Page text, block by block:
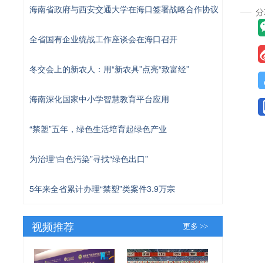
海南省政府与西安交通大学在海口签署战略合作协议
全省国有企业统战工作座谈会在海口召开
冬交会上的新农人：用“新农具”点亮“致富经”
海南深化国家中小学智慧教育平台应用
“禁塑”五年，绿色生活培育起绿色产业
为治理“白色污染”寻找“绿色出口”
5年来全省累计办理“禁塑”类案件3.9万宗
视频推荐 更多 >>